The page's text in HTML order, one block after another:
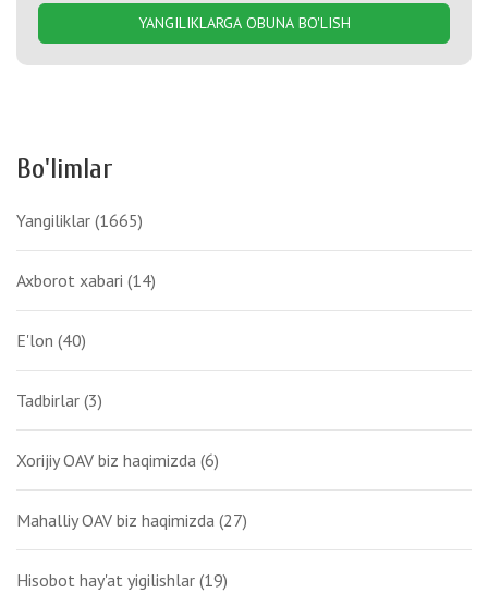
YANGILIKLARGA OBUNA BO'LISH
Bo'limlar
Yangiliklar (1665)
Axborot xabari (14)
E'lon (40)
Tadbirlar (3)
Xorijiy OAV biz haqimizda (6)
Mahalliy OAV biz haqimizda (27)
Hisobot hay'at yigilishlar (19)